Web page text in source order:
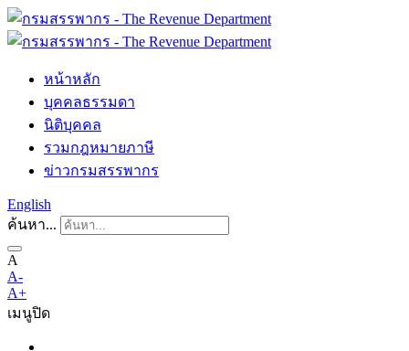
หน้าหลัก
บุคคลธรรมดา
นิติบุคคล
รวมกฎหมายภาษี
ข่าวกรมสรรพากร
English
ค้นหา...
A
A-
A+
เมนูปิด